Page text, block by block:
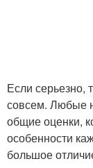
Если серьезно,
совсем. Любые
общие оценки,
особенности
большое